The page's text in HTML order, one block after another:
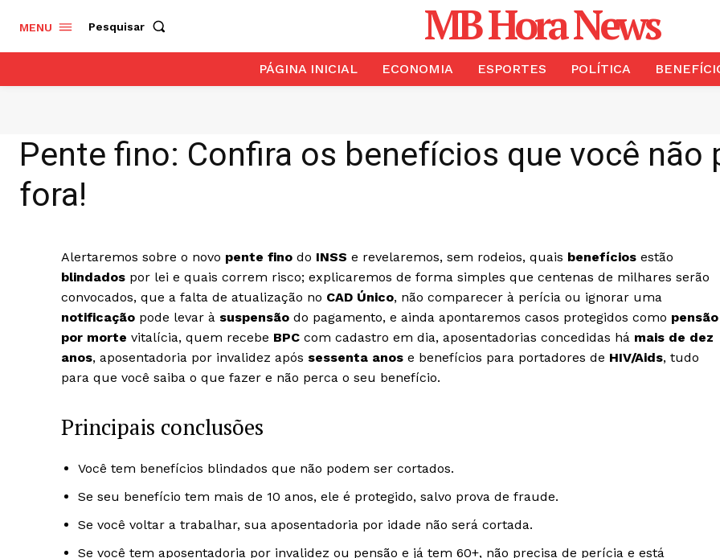
MENU Pesquisar MB Hora News
PÁGINA INICIAL ECONOMIA ESPORTES POLÍTICA
Pente fino: Confira os benefícios que você não
fora!
Alertaremos sobre o novo pente fino do INSS e revelaremos, sem rodeios, quais benefícios estão
blindados por lei e quais correm risco; explicaremos de forma simples que centenas de milhares serão
convocados, que a falta de atualização no CAD Único, não comparecer à perícia ou ignorar uma
notificação pode levar à suspensão do pagamento, e ainda apontaremos casos protegidos como pensão
por morte vitalícia, quem recebe BPC com cadastro em dia, aposentadorias concedidas há mais de dez
anos, aposentadoria por invalidez após sessenta anos e benefícios para portadores de HIV/Aids, tudo
para que você saiba o que fazer e não perca o seu benefício.
Principais conclusões
Você tem benefícios blindados que não podem ser cortados.
Se seu benefício tem mais de 10 anos, ele é protegido, salvo prova de fraude.
Se você voltar a trabalhar, sua aposentadoria por idade não será cortada.
Se você tem aposentadoria por invalidez ou pensão e já tem 60+, não precisa de perícia e está